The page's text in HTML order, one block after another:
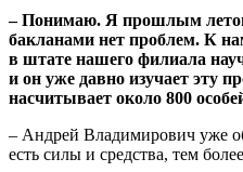
– Понимаю. Я прошлым летом
бакланами нет проблем. К
в штате нашего филиала
и он уже давно изучает эту
насчитывает около 800
– Андрей Владимирович уже
есть силы и средства, тем